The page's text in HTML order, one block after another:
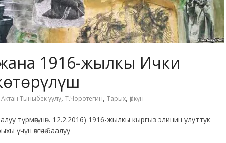
1916-жылкы Ички
Актан Тыныбек уулу, Т.Чоротегин, Тарых, Үркүн
түрмөгүнөн. 12.2.2016) 1916-жылкы кыргыз элинин улуттук
үчүн өзгөчө баалуу